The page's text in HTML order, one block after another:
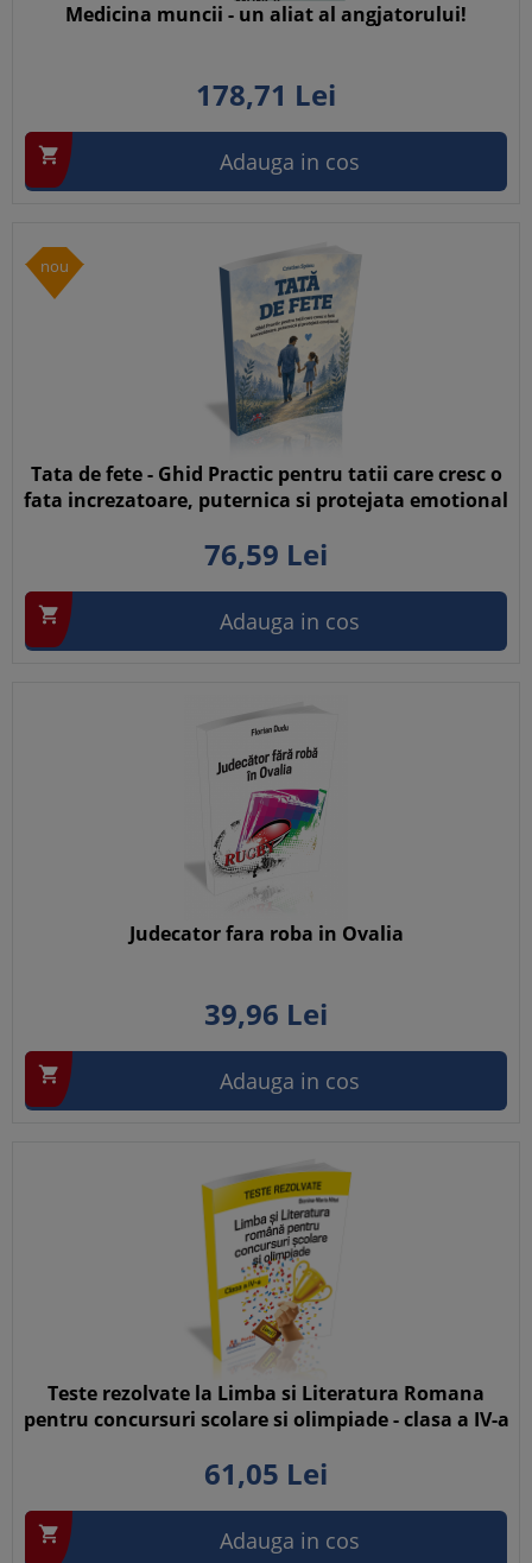
Medicina muncii - un aliat al angjatorului!
178,71 Lei
 Adauga in cos
nou
Tata de fete - Ghid Practic pentru tatii care cresc o
fata increzatoare, puternica si protejata emotional
76,59 Lei
 Adauga in cos
Judecator fara roba in Ovalia
39,96 Lei
 Adauga in cos
Teste rezolvate la Limba si Literatura Romana
pentru concursuri scolare si olimpiade - clasa a IV-a
61,05 Lei
 Adauga in cos